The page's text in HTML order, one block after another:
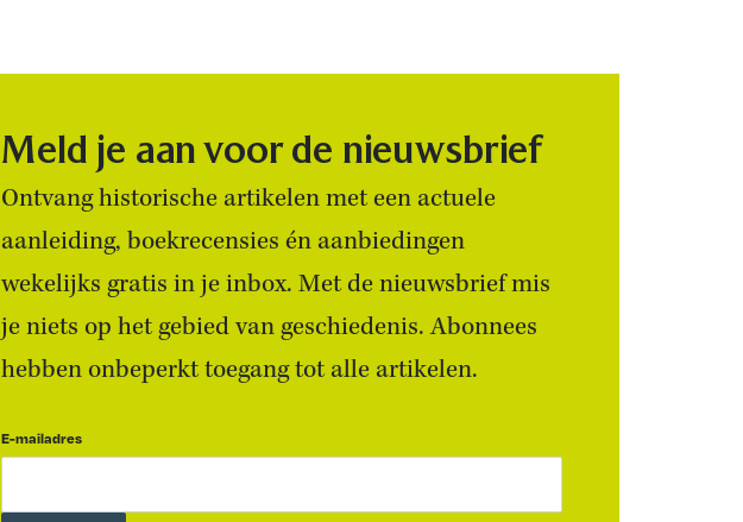
Meld je aan voor de nieuwsbrief
Ontvang historische artikelen met een actuele
aanleiding, boekrecensies én aanbiedingen
wekelijks gratis in je inbox. Met de nieuwsbrief mis
je niets op het gebied van geschiedenis. Abonnees
hebben onbeperkt toegang tot alle artikelen.
E-mailadres